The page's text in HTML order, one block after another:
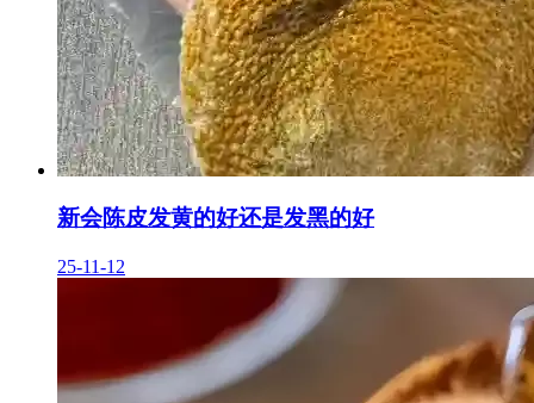
新会陈皮发黄的好还是发黑的好
25-11-12